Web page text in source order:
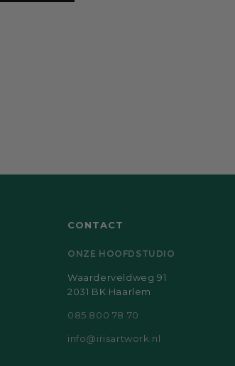
CONTACT
ONZE HOOFDSTUDIO
Waarderveldweg 91
2031 BK Haarlem
085 800 78 70
info@irisartwork.nl